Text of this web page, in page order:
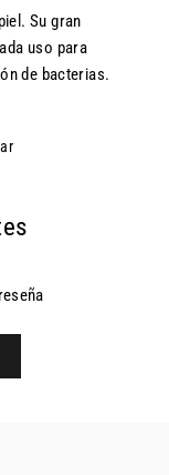
Su gran
uso para
de bacterias.